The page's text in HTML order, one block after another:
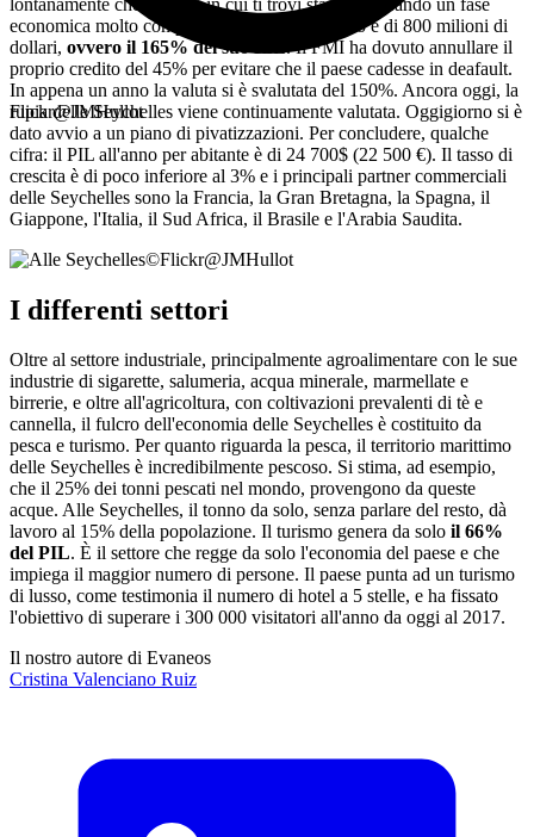
Flickr@JMHullot
economica molto complicata. Il debito pubblico è di 800 milioni di
dollari, ovvero il 165% del suo PIL
. Il FMI ha dovuto annullare il
proprio credito del 45% per evitare che il paese cadesse in deafault.
In appena un anno la valuta si è svalutata del 150%. Ancora oggi, la
rupia delle Seychelles viene continuamente valutata. Oggigiorno si è
dato avvio a un piano di pivatizzazioni. Per concludere, qualche
cifra: il PIL all'anno per abitante è di 24 700$ (22 500 €). Il tasso di
crescita è di poco inferiore al 3% e i principali partner commerciali
delle Seychelles sono la Francia, la Gran Bretagna, la Spagna, il
Giappone, l'Italia, il Sud Africa, il Brasile e l'Arabia Saudita.
©Flickr@JMHullot
I differenti settori
Oltre al settore industriale, principalmente agroalimentare con le sue
industrie di sigarette, salumeria, acqua minerale, marmellate e
birrerie, e oltre all'agricoltura, con coltivazioni prevalenti di tè e
cannella, il fulcro dell'economia delle Seychelles è costituito da
pesca e turismo. Per quanto riguarda la pesca, il territorio marittimo
delle Seychelles è incredibilmente pescoso. Si stima, ad esempio,
che il 25% dei tonni pescati nel mondo, provengono da queste
acque. Alle Seychelles, il tonno da solo, senza parlare del resto, dà
lavoro al 15% della popolazione. Il turismo genera da solo il 66%
del PIL. È il settore che regge da solo l'economia del paese e che
impiega il maggior numero di persone. Il paese punta ad un turismo
di lusso, come testimonia il numero di hotel a 5 stelle, e ha fissato
l'obiettivo di superare i 300 000 visitatori all'anno da oggi al 2017.
Il nostro autore di Evaneos
Cristina Valenciano Ruiz